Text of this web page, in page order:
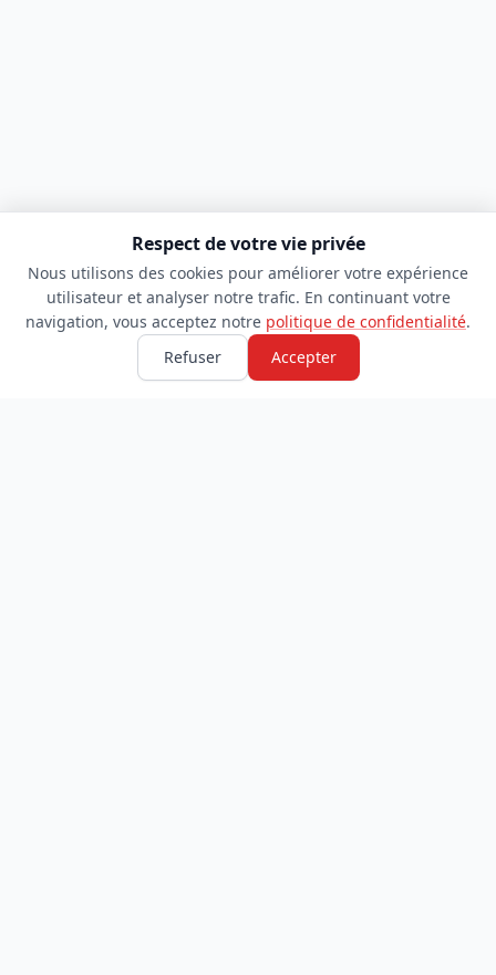
Respect de votre vie privée
Nous utilisons des cookies pour améliorer votre expérience
utilisateur et analyser notre trafic. En continuant votre
navigation, vous acceptez notre politique de confidentialité.
Refuser
Accepter